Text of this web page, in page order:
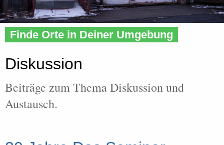
Home »Tags» Diskussion
Finde Orte in Deiner Umgebung
Diskussion
Beiträge zum Thema Diskussion und
Austausch.
Recent Posts